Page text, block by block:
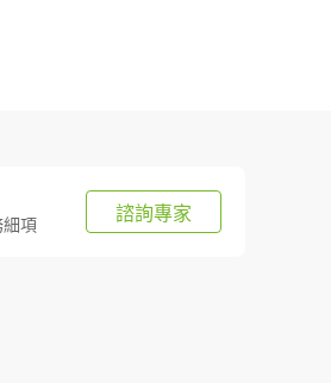
項
諮詢專家